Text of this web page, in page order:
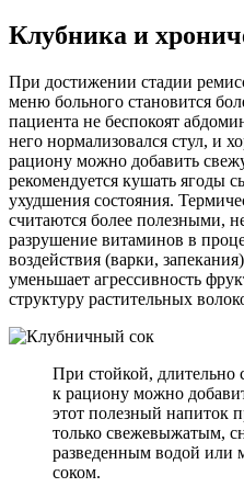
Клубника и
При достижении стадии
меню больного становится
пациента не беспокоят
него нормализовался стул, и
рациону можно добавить
рекомендуется кушать ягоды
ухудшения состояния.
считаются более полезными,
разрушение витаминов в
воздействия (варки,
уменьшает агрессивность
структуру растительных
При стойкой, длительно
к рациону можно
этот полезный напиток
только свежевыжатым,
разведенным водой
соком.